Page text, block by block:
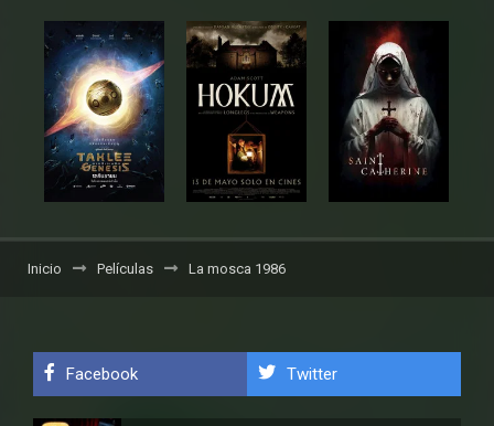
Inicio Películas La mosca 1986
Facebook Twitter